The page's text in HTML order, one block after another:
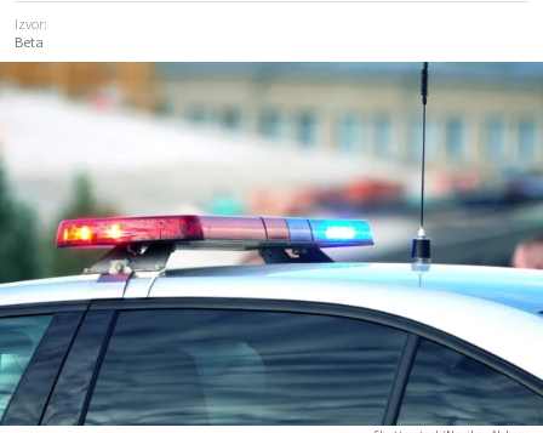
Izvor:
Beta